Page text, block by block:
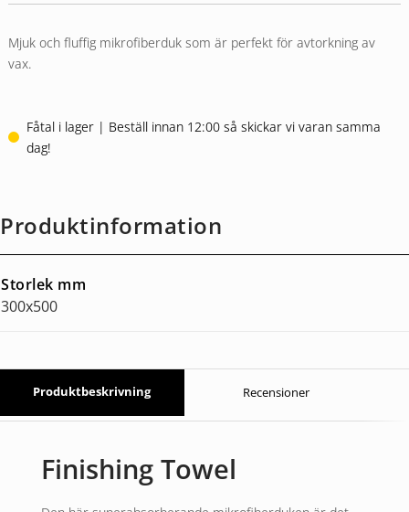
baserat på
Mjuk och fluffig mikrofiberduk som är perfekt för avtorkning av
vax.
Fåtal i lager | Beställ innan 12:00 så skickar vi varan samma
dag!
Produktinformation
Storlek mm
300x500
Produktbeskrivning Recensioner
Finishing Towel